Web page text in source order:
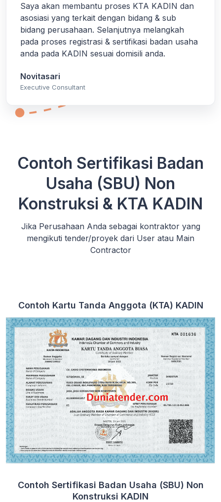
Saya akan membantu proses KTA KADIN dan
asosiasi yang terkait dengan bidang & sub
bidang perusahaan. Selanjutnya melangkah
pada proses registrasi & sertifikasi badan usaha
anda pada KADIN sesuai domisili anda.
Novitasari
Executive Consultant
Contoh Sertifikasi Badan
Usaha (SBU) Non
Konstruksi & KTA KADIN
Jika Perusahaan Anda sebagai kontraktor yang
mengikuti tender/proyek dari User atau Main
Contractor
Contoh Kartu Tanda Anggota (KTA) KADIN
Contoh Sertifikasi Badan Usaha (SBU) Non
Konstruksi KADIN